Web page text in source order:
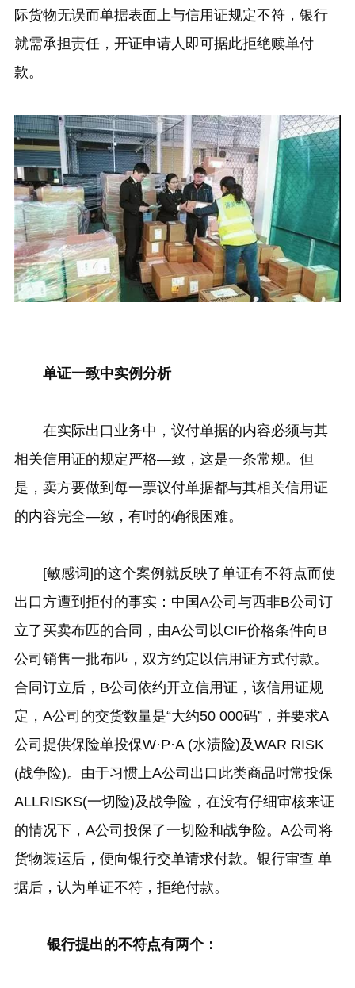
际货物无误而单据表面上与信用证规定不符，银行
就需承担责任，开证申请人即可据此拒绝赎单付
款。
单证一致中实例分析
在实际出口业务中，议付单据的内容必须与其
相关信用证的规定严格—致，这是一条常规。但
是，卖方要做到每一票议付单据都与其相关信用证
的内容完全—致，有时的确很困难。
[敏感词]的这个案例就反映了单证有不符点而使
出口方遭到拒付的事实：中国A公司与西非B公司订
立了买卖布匹的合同，由A公司以CIF价格条件向B
公司销售一批布匹，双方约定以信用证方式付款。
合同订立后，B公司依约开立信用证，该信用证规
定，A公司的交货数量是“大约50 000码”，并要求A
公司提供保险单投保W·P·A (水渍险)及WAR RISK
(战争险)。由于习惯上A公司出口此类商品时常投保
ALLRISKS(一切险)及战争险，在没有仔细审核来证
的情况下，A公司投保了一切险和战争险。A公司将
货物装运后，便向银行交单请求付款。银行审查 单
据后，认为单证不符，拒绝付款。
银行提出的不符点有两个：